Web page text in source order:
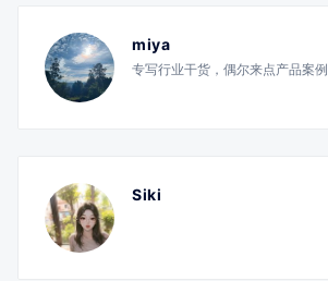
miya
专写行业干货，偶尔来点产品案例
Siki